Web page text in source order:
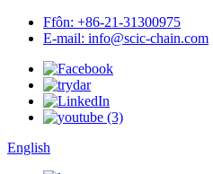
Ffôn: +86-21-31300975
E-mail: info@scic-chain.com
English